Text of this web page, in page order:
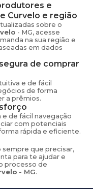
e
Curvelo e região
sobre o
- MG, acesse
na sua região e
em dados
de comprar
e de fácil
de forma
a prêmios.
de fácil navegação
com potenciais
rápida e eficiente.
que precisar,
para te ajudar e
processo de
- MG.